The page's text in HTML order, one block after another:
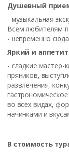
Душевный
- музыкальная
Всем любителям
- непременно
Яркий и
- сладкие мастер-
пряников,
развлечения,
во всех видах,
начинками и
В стоимость